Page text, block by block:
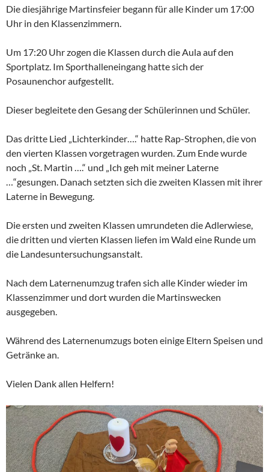
Die diesjährige Martinsfeier begann für alle Kinder um 17:00
Uhr in den Klassenzimmern.
Um 17:20 Uhr zogen die Klassen durch die Aula auf den
Sportplatz. Im Sporthalleneingang hatte sich der
Posaunenchor aufgestellt.
Dieser begleitete den Gesang der Schülerinnen und Schüler.
Das dritte Lied „Lichterkinder….“ hatte Rap-Strophen, die von
den vierten Klassen vorgetragen wurden. Zum Ende wurde
noch „St. Martin ….“ und „Ich geh mit meiner Laterne
…“gesungen. Danach setzten sich die zweiten Klassen mit ihrer
Laterne in Bewegung.
Die ersten und zweiten Klassen umrundeten die Adlerwiese,
die dritten und vierten Klassen liefen im Wald eine Runde um
die Landesuntersuchungsanstalt.
Nach dem Laternenumzug trafen sich alle Kinder wieder im
Klassenzimmer und dort wurden die Martinswecken
ausgegeben.
Während des Laternenumzugs boten einige Eltern Speisen und
Getränke an.
Vielen Dank allen Helfern!